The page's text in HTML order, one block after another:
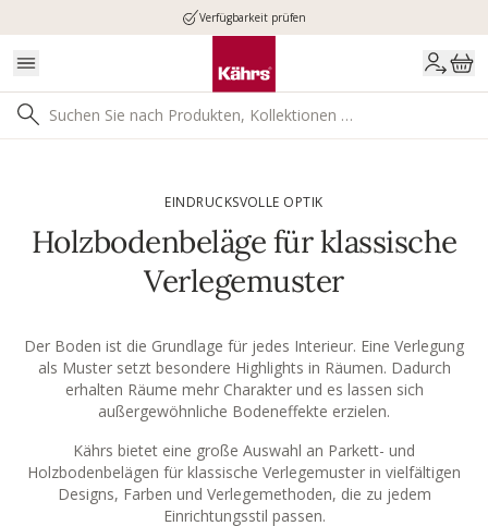
Verfügbarkeit prüfen
EINDRUCKSVOLLE OPTIK
Holzbodenbeläge für klassische
Verlegemuster
Der Boden ist die Grundlage für jedes Interieur. Eine Verlegung
als Muster setzt besondere Highlights in Räumen. Dadurch
erhalten Räume mehr Charakter und es lassen sich
außergewöhnliche Bodeneffekte erzielen.
Kährs bietet eine große Auswahl an Parkett- und
Holzbodenbelägen für klassische Verlegemuster in vielfältigen
Designs, Farben und Verlegemethoden, die zu jedem
Einrichtungsstil passen.